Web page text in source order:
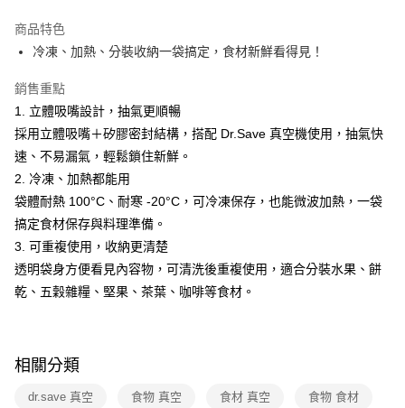
運送方式
全家取貨付款
常溫-付款後全家取貨
免運費
商品特色
冷凍、加熱、分裝收納一袋搞定，食材新鮮看得見！
銷售重點
1. 立體吸嘴設計，抽氣更順暢
採用立體吸嘴＋矽膠密封結構，搭配 Dr.Save 真空機使用，抽氣快
速、不易漏氣，輕鬆鎖住新鮮。
2. 冷凍、加熱都能用
袋體耐熱 100°C、耐寒 -20°C，可冷凍保存，也能微波加熱，一袋
搞定食材保存與料理準備。
3. 可重複使用，收納更清楚
透明袋身方便看見內容物，可清洗後重複使用，適合分裝水果、餅
乾、五穀雜糧、堅果、茶葉、咖啡等食材。
相關分類
dr.save 真空 食物 真空 食材 真空 食物 食材